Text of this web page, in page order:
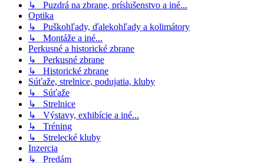
↳ Puzdrá na zbrane, príslušenstvo a iné...
Optika
↳ Puškohľady, ďalekohľady a kolimátory
↳ Montáže a iné...
Perkusné a historické zbrane
↳ Perkusné zbrane
↳ Historické zbrane
Súťaže, strelnice, podujatia, kluby
↳ Súťaže
↳ Strelnice
↳ Výstavy, exhibície a iné...
↳ Tréning
↳ Strelecké kluby
Inzercia
↳ Predám